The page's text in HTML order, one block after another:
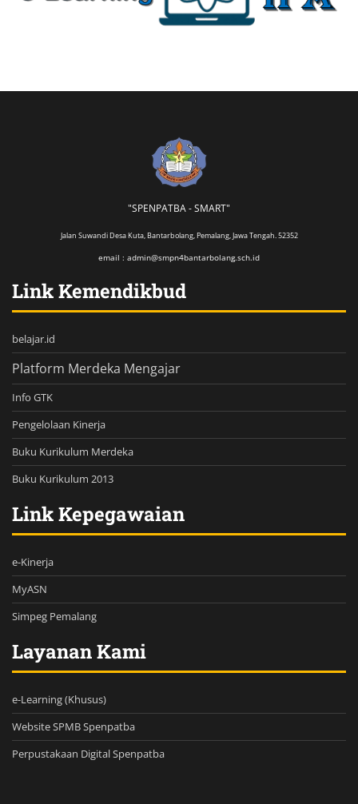
"SPENPATBA - SMART"
Jalan Suwandi Desa Kuta, Bantarbolang, Pemalang, Jawa Tengah. 52352
email : admin@smpn4bantarbolang.sch.id
Link Kemendikbud
belajar.id
Platform Merdeka Mengajar
Info GTK
Pengelolaan Kinerja
Buku Kurikulum Merdeka
Buku Kurikulum 2013
Link Kepegawaian
e-Kinerja
MyASN
Simpeg Pemalang
Layanan Kami
e-Learning (Khusus)
Website SPMB Spenpatba
Perpustakaan Digital Spenpatba